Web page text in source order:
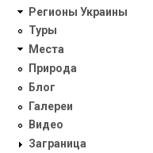
Регионы Украины
Туры
Места
Природа
Блог
Галереи
Видео
Заграница